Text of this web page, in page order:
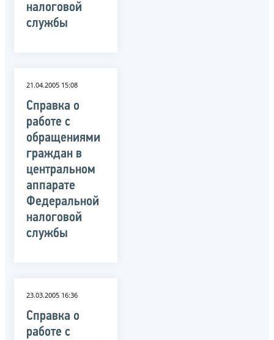
налоговой
службы
21.04.2005 15:08
Справка о
работе с
обращениями
граждан в
центральном
аппарате
Федеральной
налоговой
службы
23.03.2005 16:36
Справка о
работе с